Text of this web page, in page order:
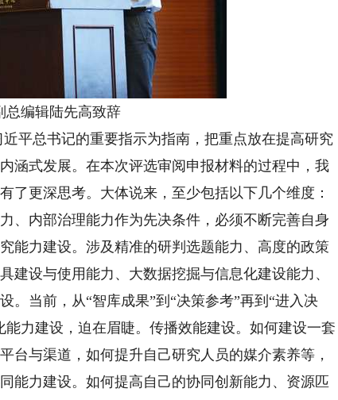
总编辑陆先高致辞
总书记的重要指示为指南，把重点放在提高研究
涵式发展。在本次评选审阅申报材料的过程中，我
了更深思考。大体说来，至少包括以下几个维度：
、内部治理能力作为先决条件，必须不断完善自身
能力建设。涉及精准的研判选题能力、高度的政策
建设与使用能力、大数据挖掘与信息化建设能力、
。当前，从“智库成果”到“决策参考”再到“进入决
力建设，迫在眉睫。传播效能建设。如何建设一套
台与渠道，如何提升自己研究人员的媒介素养等，
能力建设。如何提高自己的协同创新能力、资源匹